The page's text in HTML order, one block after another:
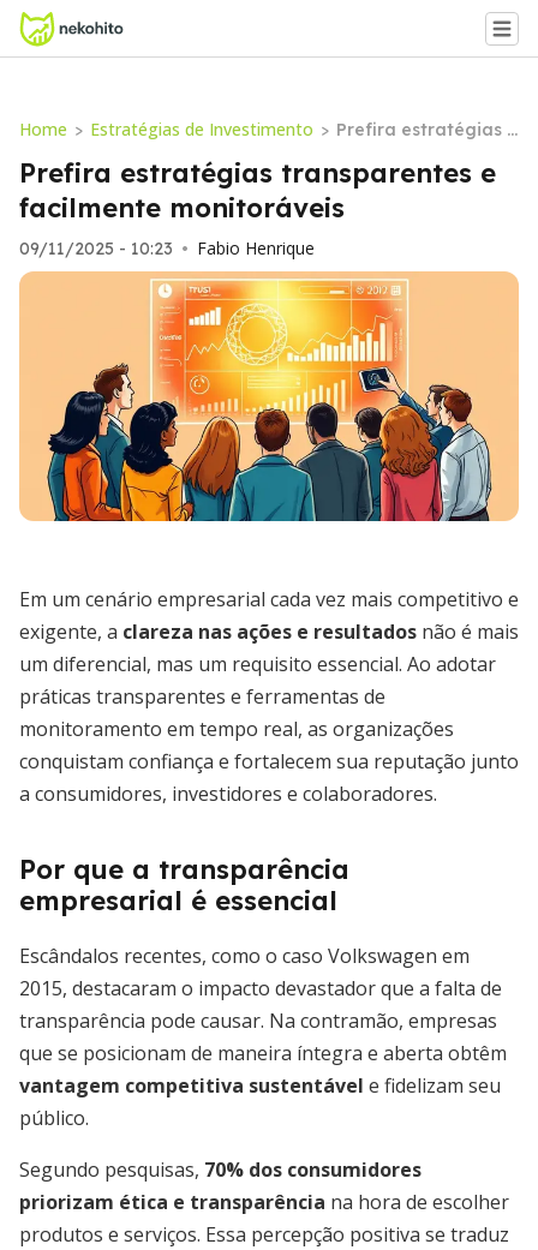
Home > Estratégias de Investimento > Prefira estratégias t
mente monitoráveis
Prefira estratégias transparentes e
facilmente monitoráveis
09/11/2025 - 10:23 • Fabio Henrique
Em um cenário empresarial cada vez mais competitivo e
exigente, a clareza nas ações e resultados não é mais
um diferencial, mas um requisito essencial. Ao adotar
práticas transparentes e ferramentas de
monitoramento em tempo real, as organizações
conquistam confiança e fortalecem sua reputação junto
a consumidores, investidores e colaboradores.
Por que a transparência
empresarial é essencial
Escândalos recentes, como o caso Volkswagen em
2015, destacaram o impacto devastador que a falta de
transparência pode causar. Na contramão, empresas
que se posicionam de maneira íntegra e aberta obtêm
vantagem competitiva sustentável e fidelizam seu
público.
Segundo pesquisas, 70% dos consumidores
priorizam ética e transparência na hora de escolher
produtos e serviços. Essa percepção positiva se traduz